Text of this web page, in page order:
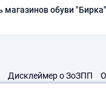
магазинов обуви "Бирка"
Дисклеймер о ЗоЗПП